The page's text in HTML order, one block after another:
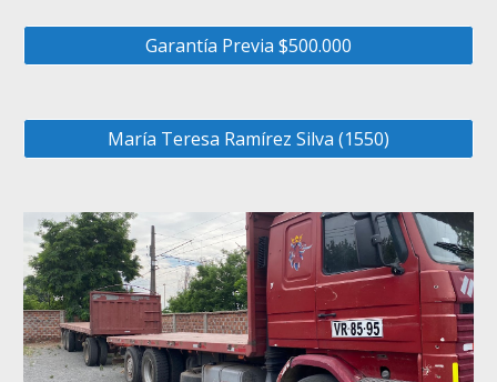
Garantía Previa $500.000
María Teresa Ramírez Silva (1550)